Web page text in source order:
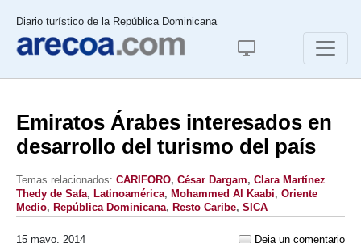
Diario turístico de la República Dominicana
Emiratos Árabes interesados en
desarrollo del turismo del país
Temas relacionados: CARIFORO, César Dargam, Clara Martínez
Thedy de Safa, Latinoamérica, Mohammed Al Kaabi, Oriente
Medio, República Dominicana, Resto Caribe, SICA
15 mayo, 2014 Deja un comentario